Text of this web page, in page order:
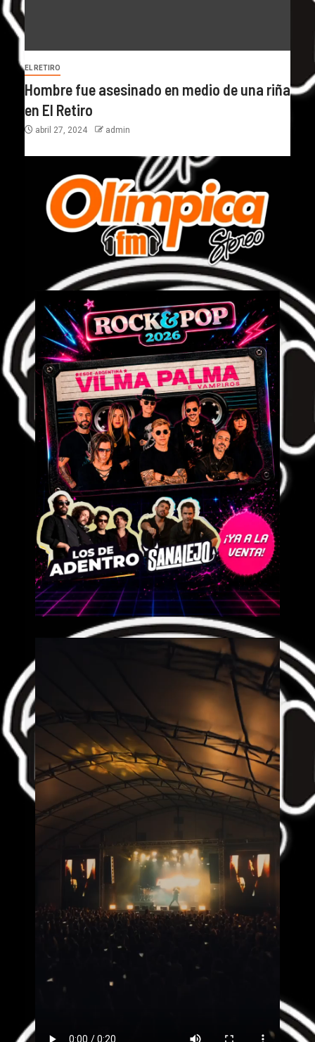
EL RETIRO
Hombre fue asesinado en medio de una riña
en El Retiro
abril 27, 2024 admin